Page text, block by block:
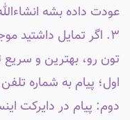
عودت داده بشه
۳. اگر تمایل داشتید
تون رو، بهترین و
اول؛ پیام به شماره تلفن؛
دوم: پیام در دایرکت